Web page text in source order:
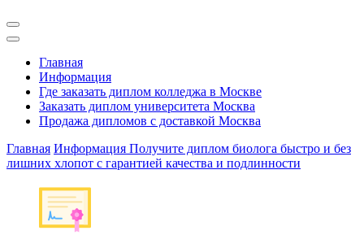
Главная
Информация
Где заказать диплом колледжа в Москве
Заказать диплом университета Москва
Продажа дипломов с доставкой Москва
Главная Информация Получите диплом биолога быстро и без
лишних хлопот с гарантией качества и подлинности